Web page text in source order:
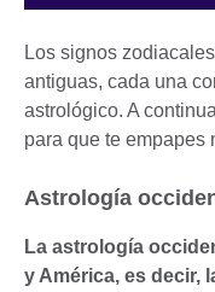
Los signos
antiguas, cada una
astrológico. A
para que te empapes
Astrología
La astrología
y América, es decir,